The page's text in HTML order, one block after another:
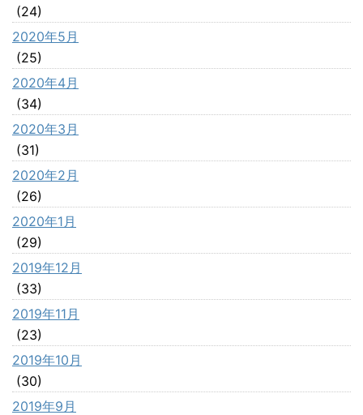
(24)
2020年5月
(25)
2020年4月
(34)
2020年3月
(31)
2020年2月
(26)
2020年1月
(29)
2019年12月
(33)
2019年11月
(23)
2019年10月
(30)
2019年9月